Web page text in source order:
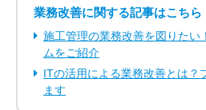
業務改善に関する記事はこちら
施工管理の業務改善を図りたい
ムをご紹介
ITの活用による業務改善とは？
ます